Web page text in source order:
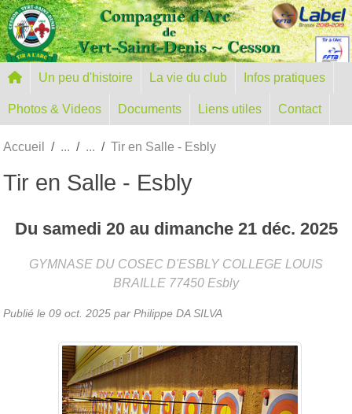
Un peu d'histoire La vie du club Infos pratiques
Photos & Videos Documents Liens utiles Contact
Accueil Tir en Salle - Esbly
Tir en Salle - Esbly
Du samedi 20au dimanche 21 déc. 2025
GYMNASE DU COSEC D'ESBLY COLLEGE LOUIS
BRAILLE 77450 Esbly
Publié le 09 oct. 2025 par Philippe DA SILVA
Panneau de gestion des cookies